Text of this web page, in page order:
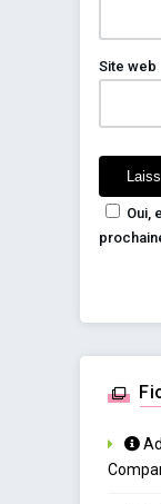
Site web
Oui,